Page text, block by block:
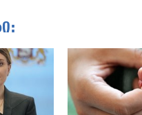
გადახედვა